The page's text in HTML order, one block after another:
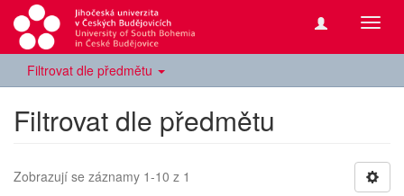
Filtrovat dle předmětu
Filtrovat dle předmětu
Zobrazují se záznamy 1-10 z 1